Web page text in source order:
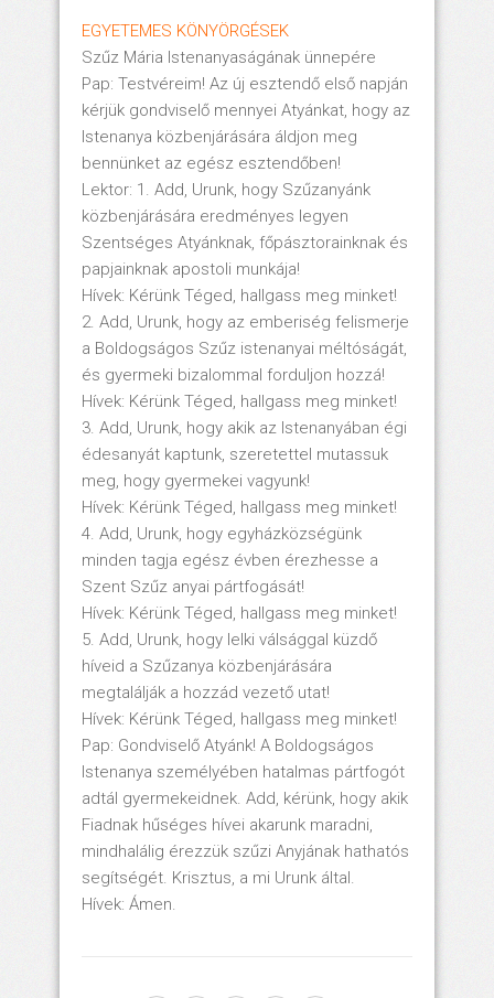
EGYETEMES KÖNYÖRGÉSEK
Szűz Mária Istenanyaságának ünnepére
Pap: Testvéreim! Az új esztendő első napján
kérjük gondviselő mennyei Atyánkat, hogy az
Istenanya közbenjárására áldjon meg
bennünket az egész esztendőben!
Lektor: 1. Add, Urunk, hogy Szűzanyánk
közbenjárására eredményes legyen
Szentséges Atyánknak, főpásztorainknak és
papjainknak apostoli munkája!
Hívek: Kérünk Téged, hallgass meg minket!
2. Add, Urunk, hogy az emberiség felismerje
a Boldogságos Szűz istenanyai méltóságát,
és gyermeki bizalommal forduljon hozzá!
Hívek: Kérünk Téged, hallgass meg minket!
3. Add, Urunk, hogy akik az Istenanyában égi
édesanyát kaptunk, szeretettel mutassuk
meg, hogy gyermekei vagyunk!
Hívek: Kérünk Téged, hallgass meg minket!
4. Add, Urunk, hogy egyházközségünk
minden tagja egész évben érezhesse a
Szent Szűz anyai pártfogását!
Hívek: Kérünk Téged, hallgass meg minket!
5. Add, Urunk, hogy lelki válsággal küzdő
híveid a Szűzanya közbenjárására
megtalálják a hozzád vezető utat!
Hívek: Kérünk Téged, hallgass meg minket!
Pap: Gondviselő Atyánk! A Boldogságos
Istenanya személyében hatalmas pártfogót
adtál gyermekeidnek. Add, kérünk, hogy akik
Fiadnak hűséges hívei akarunk maradni,
mindhalálig érezzük szűzi Anyjának hathatós
segítségét. Krisztus, a mi Urunk által.
Hívek: Ámen.